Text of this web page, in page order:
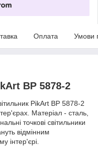
Оплата Умови
ВР 5878-2
PikArt ВР 5878-2
Матеріал - сталь,
точкові світильники
відмінним
інтер'єрі.